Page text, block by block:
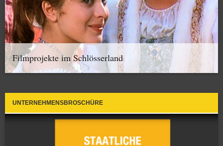
Filmprojekte im Schlösserland
UNTERNEHMENSBROSCHÜRE